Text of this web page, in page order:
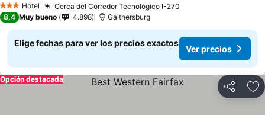
3 Estrellas
Hotel Cerca del Corredor Tecnológico I-270
8,4 Muy bueno 4.898 Gaithersburg
Elige fechas para ver los precios exactos
Ver precios
Compartir
Opción destacada